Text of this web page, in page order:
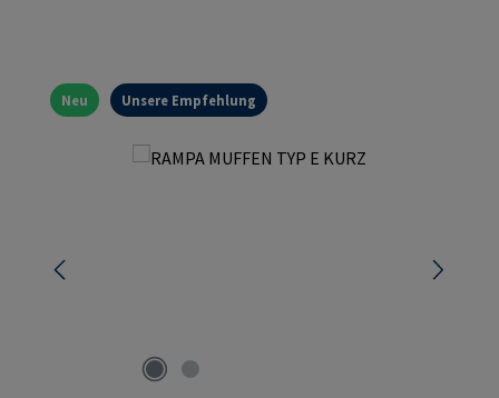
Neu Unsere Empfehlung
Bildergalerie überspringen